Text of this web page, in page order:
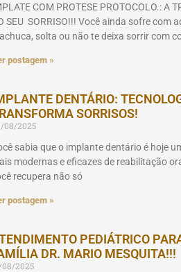
COM PROTESE PROTOCOLO.: A
SEU SORRISO!!! Você ainda sofre com
solta ou não te deixa sorrir com
postagem »
DENTÁRIO:
SORRISOS!
08/2025
sabia que o implante dentário é hoje
modernas e eficazes de reabilitação
recupera não só
postagem »
PEDIÁTRICO
DR. MARIO MESQUITA!!!
08/2025